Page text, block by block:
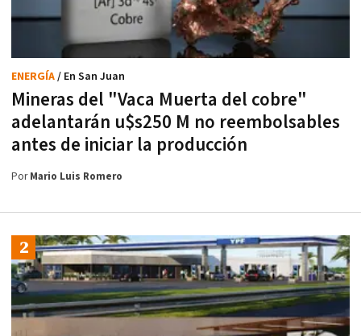
Mineras del "Vaca Muerta del cobre"
adelantarán u$s250 M no reembolsables
antes de iniciar la producción
ENERGÍA/ En San Juan
PorMario Luis Romero